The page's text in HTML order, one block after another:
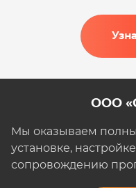
ООО
Мы оказываем
установке,
сопровождению